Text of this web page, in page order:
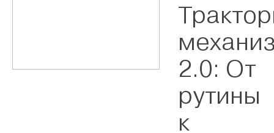
2.0: От
рутины
к